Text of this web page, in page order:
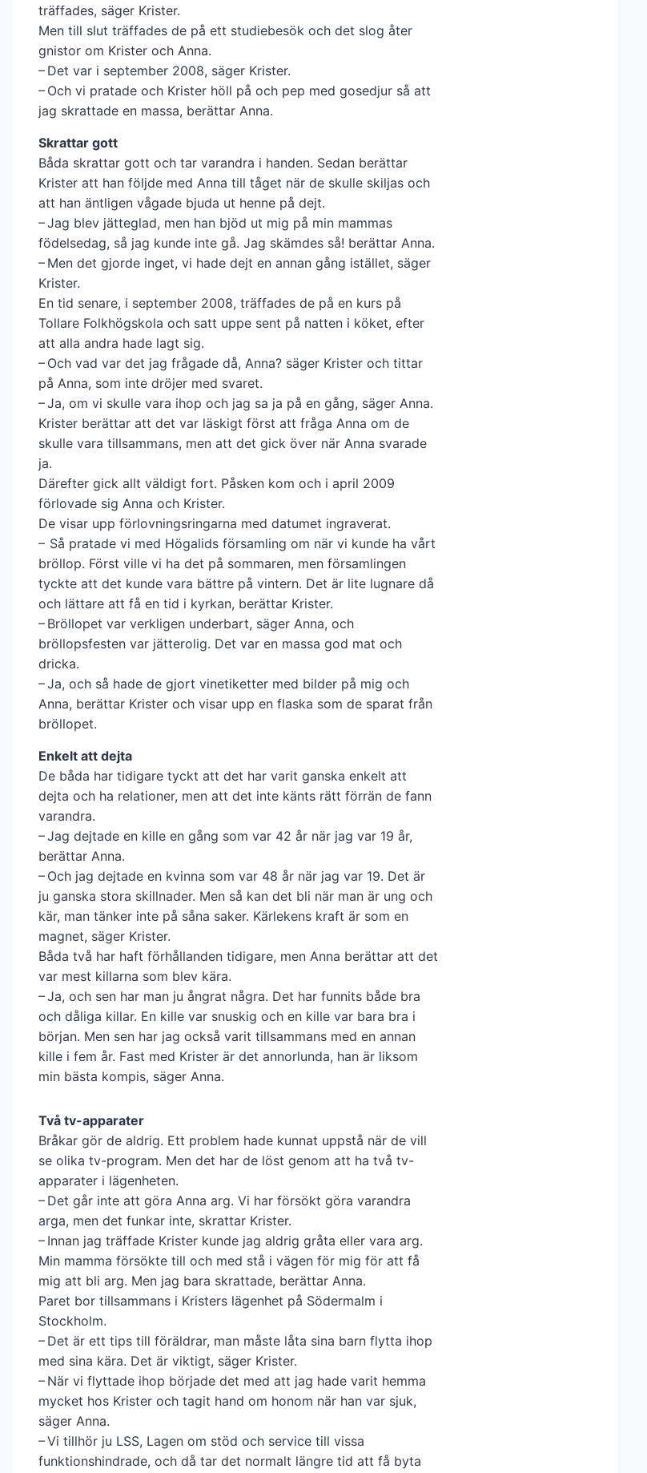
träffades, säger Krister.
Men till slut träffades de på ett studiebesök och det slog åter
gnistor om Krister och Anna.
– Det var i september 2008, säger Krister.
– Och vi pratade och Krister höll på och pep med gosedjur så att
jag skrattade en massa, berättar Anna.
Skrattar gott
Båda skrattar gott och tar varandra i handen. Sedan berättar
Krister att han följde med Anna till tåget när de skulle skiljas och
att han äntligen vågade bjuda ut henne på dejt.
– Jag blev jätteglad, men han bjöd ut mig på min mammas
födelsedag, så jag kunde inte gå. Jag skämdes så! berättar Anna.
– Men det gjorde inget, vi hade dejt en annan gång istället, säger
Krister.
En tid senare, i september 2008, träffades de på en kurs på
Tollare Folkhög­skola och satt uppe sent på natten i köket, efter
att alla andra hade lagt sig.
– Och vad var det jag frågade då, Anna? säger Krister och tittar
på Anna, som inte dröjer med svaret.
– Ja, om vi skulle vara ihop och jag sa ja på en gång, säger Anna.
Krister berättar att det var läskigt först att fråga Anna om de
skulle vara tillsammans, men att det gick över när Anna svarade
ja.
Därefter gick allt väldigt fort. Påsken kom och i april 2009
förlovade sig Anna och Krister.
De visar upp förlovningsringarna med datumet ingraverat.
– Så pratade vi med Högalids­ för­sam­ling om när vi kunde ha vårt
bröllop. Först ville vi ha det på sommaren, men församlingen
tyckte att det kunde vara bättre på vintern. Det är lite lugnare då
och lättare att få en tid i kyrkan, berättar Krister.
– Bröllopet var verkligen underbart, säger Anna, och
bröllopsfesten var jätterolig. Det var en massa god mat och
dricka.
– Ja, och så hade de gjort vinetiketter med bilder på mig och
Anna, berättar Krister och visar upp en flaska som de sparat från
bröllopet.
Enkelt att dejta
De båda har tidigare tyckt att det har varit ganska enkelt att
dejta och ha relationer, men att det inte känts rätt förrän de fann
varandra.
– Jag dejtade en kille en gång som var 42 år när jag var 19 år,
berättar Anna.
– Och jag dejtade en kvinna som var 48 år när jag var 19. Det är
ju ganska stora skillnader. Men så kan det bli när man är ung och
kär, man tänker inte på såna saker. Kärlekens kraft är som en
magnet, säger Krister.
Båda två har haft förhållanden tidigare, men Anna berättar att det
var mest killarna som blev kära.
– Ja, och sen har man ju ångrat några. Det har funnits både bra
och dåliga killar. En kille var snuskig och en kille var bara bra i
början. Men sen har jag också varit tillsammans med en annan
kille i fem år. Fast med Krister är det annorlunda, han är liksom
min bästa kompis, säger Anna.
Två tv-apparater
Bråkar gör de aldrig. Ett problem hade kunnat uppstå när de vill
se olika tv-program. Men det har de löst genom att ha två tv-
apparater i lägenheten.
– Det går inte att göra Anna arg. Vi har försökt göra varandra
arga, men det funkar inte, skrattar Krister.
– Innan jag träffade Krister kunde jag aldrig gråta eller vara arg.
Min mamma försökte till och med stå i vägen för mig för att få
mig att bli arg. Men jag bara skrattade, berättar Anna.
Paret bor tillsammans i Kristers lägenhet på Södermalm i
Stockholm.
– Det är ett tips till föräldrar, man måste låta sina barn flytta ihop
med sina kära. Det är viktigt, säger Krister.
– När vi flyttade ihop började det med att jag hade varit hemma
mycket hos Krister och tagit hand om honom när han var sjuk,
säger Anna.
– Vi tillhör ju LSS, Lagen om stöd och service till vissa
funktionshindrade, och då tar det normalt längre tid att få byta